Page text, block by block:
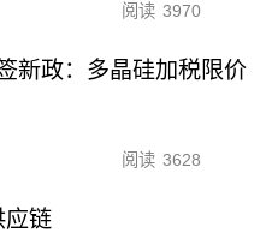
阅读 3970
新政：多晶硅加税限价
阅读 3628
应链